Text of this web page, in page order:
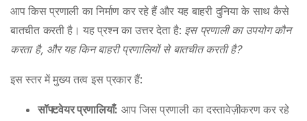
आप किस प्रणाली का निर्माण कर रहे हैं और यह बाहरी दुनिया के साथ कैसे
बातचीत करती है। यह प्रश्न का उत्तर देता है: इस प्रणाली का उपयोग कौन
करता है, और यह किन बाहरी प्रणालियों से बातचीत करती है?
इस स्तर में मुख्य तत्व इस प्रकार हैं:
सॉफ्टवेयर प्रणालियाँ: आप जिस प्रणाली का दस्तावेज़ीकरण कर रहे